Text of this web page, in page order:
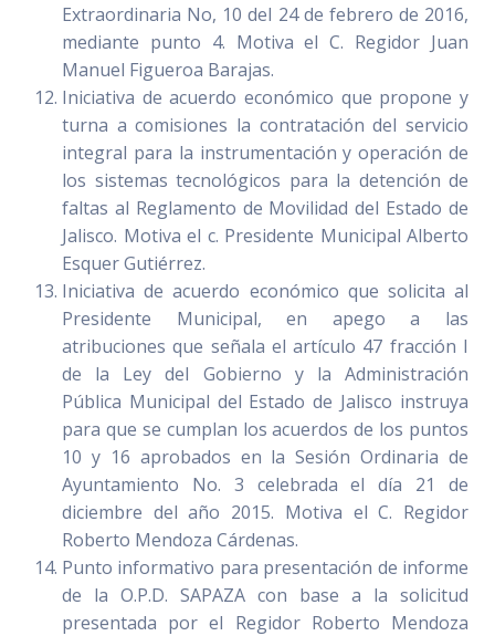
Extraordinaria No, 10 del 24 de febrero de 2016,
mediante punto 4. Motiva el C. Regidor Juan
Manuel Figueroa Barajas.
Iniciativa de acuerdo económico que propone y
turna a comisiones la contratación del servicio
integral para la instrumentación y operación de
los sistemas tecnológicos para la detención de
faltas al Reglamento de Movilidad del Estado de
Jalisco. Motiva el c. Presidente Municipal Alberto
Esquer Gutiérrez.
Iniciativa de acuerdo económico que solicita al
Presidente Municipal, en apego a las
atribuciones que señala el artículo 47 fracción I
de la Ley del Gobierno y la Administración
Pública Municipal del Estado de Jalisco instruya
para que se cumplan los acuerdos de los puntos
10 y 16 aprobados en la Sesión Ordinaria de
Ayuntamiento No. 3 celebrada el día 21 de
diciembre del año 2015. Motiva el C. Regidor
Roberto Mendoza Cárdenas.
Punto informativo para presentación de informe
de la O.P.D. SAPAZA con base a la solicitud
presentada por el Regidor Roberto Mendoza